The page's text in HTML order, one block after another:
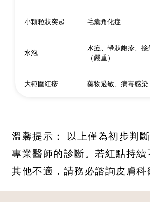
小顆粒狀突起 毛囊角化症
水泡
水痘、帶狀皰疹、接
（嚴重）
大範圍紅疹 藥物過敏、病毒感染
溫馨提示： 以上僅為初步判
專業醫師的診斷。若紅點持續
其他不適，請務必諮詢皮膚科